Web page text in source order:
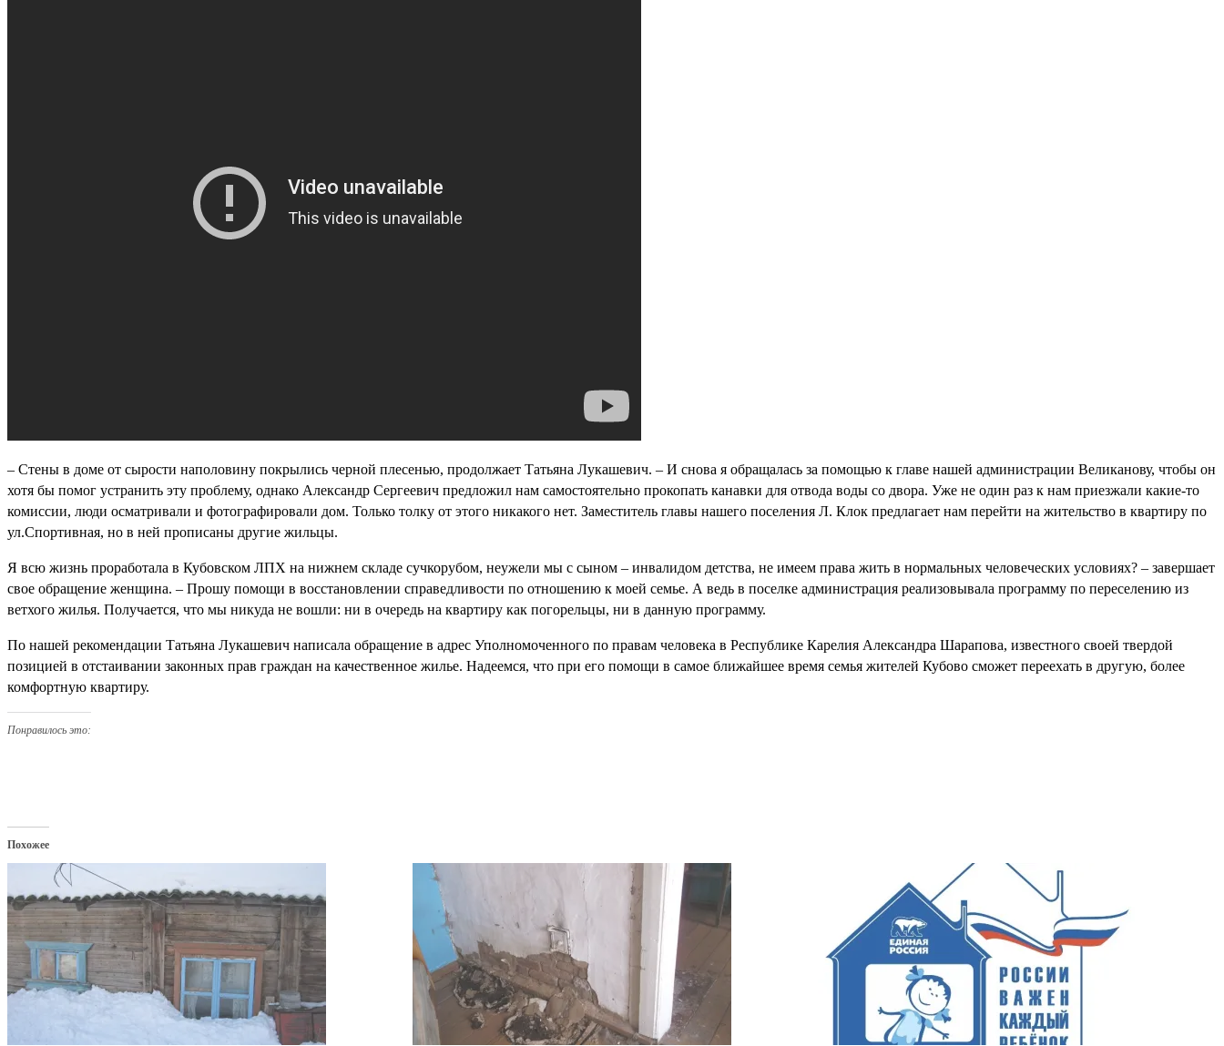
– Стены в доме от сырости наполовину покрылись черной плесенью, продолжает Татьяна Лукашевич. – И снова я обращалась за помощью к главе нашей администрации Великанову, чтобы он
хотя бы помог устранить эту проблему, однако Александр Сергеевич предложил нам самостоятельно прокопать канавки для отвода воды со двора. Уже не один раз к нам приезжали какие-то
комиссии, люди осматривали и фотографировали дом. Только толку от этого никакого нет. Заместитель главы нашего поселения Л. Клок предлагает нам перейти на жительство в квартиру по
ул.Спортивная, но в ней прописаны другие жильцы.
Я всю жизнь проработала в Кубовском ЛПХ на нижнем складе сучкорубом, неужели мы с сыном – инвалидом детства, не имеем права жить в нормальных человеческих условиях? – завершает
свое обращение женщина. – Прошу помощи в восстановлении справедливости по отношению к моей семье. А ведь в поселке администрация реализовывала программу по переселению из
ветхого жилья. Получается, что мы никуда не вошли: ни в очередь на квартиру как погорельцы, ни в данную программу.
По нашей рекомендации Татьяна Лукашевич написала обращение в адрес Уполномоченного по правам человека в Республике Карелия Александра Шарапова, известного своей твердой
позицией в отстаивании законных прав граждан на качественное жилье. Надеемся, что при его помощи в самое ближайшее время семья жителей Кубово сможет переехать в другую, более
комфортную квартиру.
Понравилось это:
Похожее